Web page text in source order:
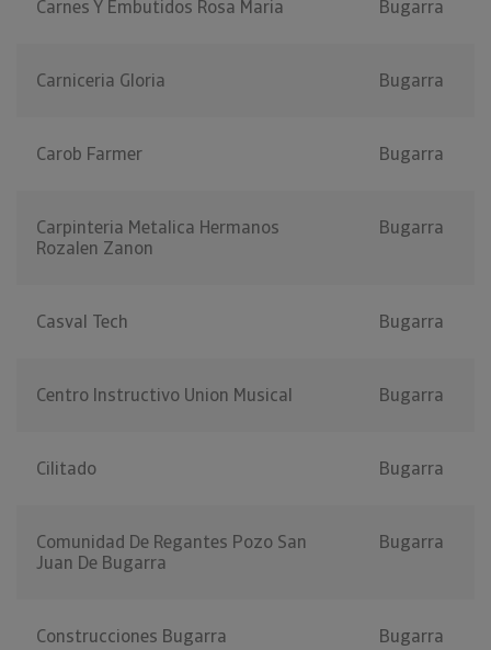
Carnes Y Embutidos Rosa Maria Bugarra
Carniceria Gloria Bugarra
Carob Farmer Bugarra
Carpinteria Metalica Hermanos
Rozalen Zanon
Bugarra
Casval Tech Bugarra
Centro Instructivo Union Musical Bugarra
Cilitado Bugarra
Comunidad De Regantes Pozo San
Juan De Bugarra
Bugarra
Construcciones Bugarra Bugarra